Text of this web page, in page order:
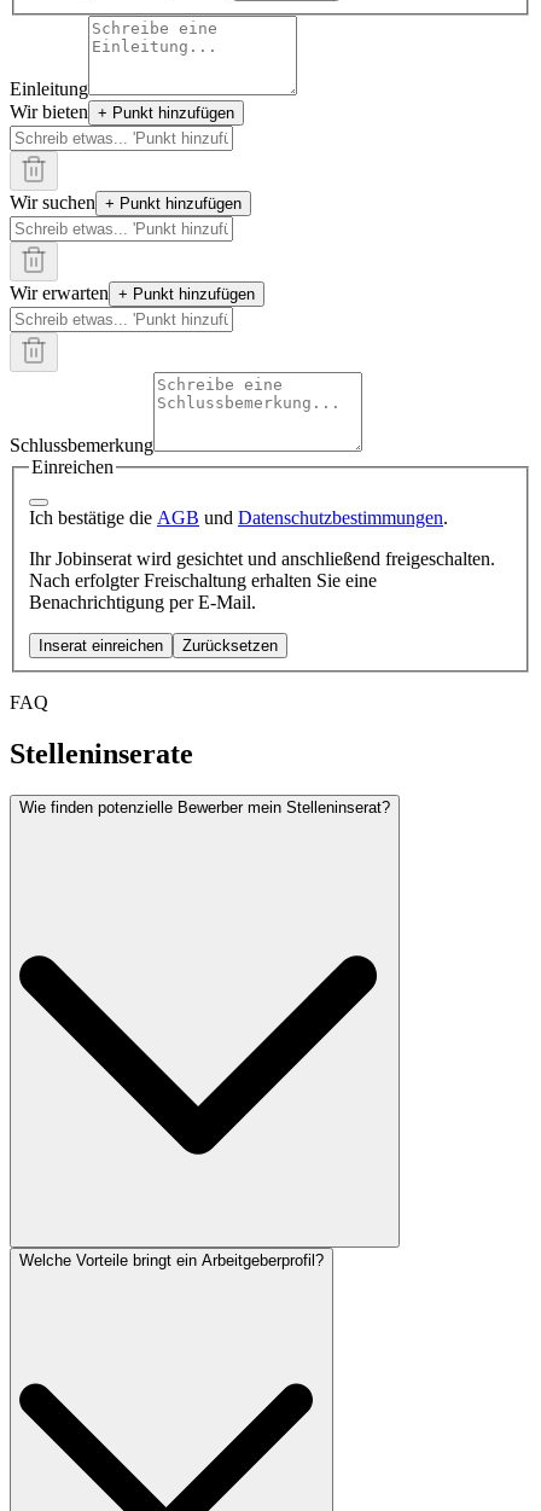
Einleitung
Wir bieten + Punkt hinzufügen
Wir suchen + Punkt hinzufügen
Wir erwarten + Punkt hinzufügen
Schlussbemerkung
Einreichen
Ich bestätige die AGB und Datenschutzbestimmungen.
Ihr Jobinserat wird gesichtet und anschließend freigeschalten.
Nach erfolgter Freischaltung erhalten Sie eine
Benachrichtigung per E-Mail.
Inserat einreichen Zurücksetzen
FAQ
Stelleninserate
Wie finden potenzielle Bewerber mein Stelleninserat?
Welche Vorteile bringt ein Arbeitgeberprofil?